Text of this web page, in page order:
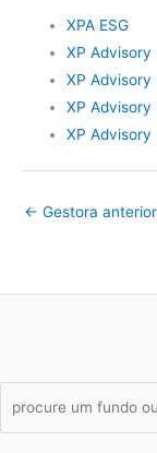
XPA ESG
XP Advisory
XP Advisory
XP
XP Advisory
← Gestora anterior